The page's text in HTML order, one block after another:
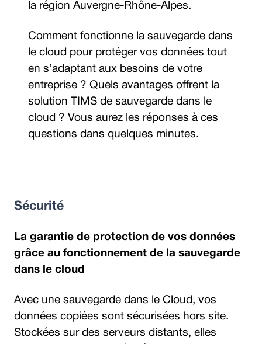
la région Auvergne-Rhône-Alpes.
Comment fonctionne la sauvegarde dans
le cloud pour protéger vos données tout
en s’adaptant aux besoins de votre
entreprise ? Quels avantages offrent la
solution TIMS de sauvegarde dans le
cloud ? Vous aurez les réponses à ces
questions dans quelques minutes.
Sécurité
La garantie de protection de vos données
grâce au fonctionnement de la sauvegarde
dans le cloud
Avec une sauvegarde dans le Cloud, vos
données copiées sont sécurisées hors site.
Stockées sur des serveurs distants, elles